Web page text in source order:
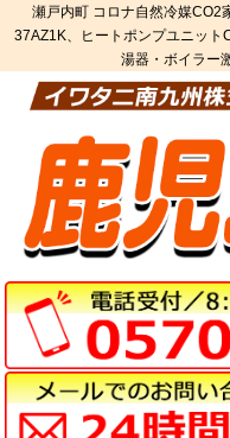
瀬戸内町 コロナ自然冷媒CO2
37AZ1K、ヒートポンプユニッ
湯器・ボイラー